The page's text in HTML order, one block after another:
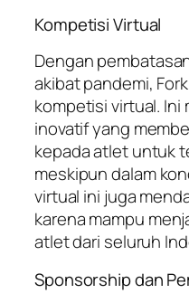
Kompetisi Virtual
Dengan
akibat pandemi,
kompetisi virtual. Ini
inovatif yang
kepada atlet untuk
meskipun dalam
virtual ini juga
karena mampu
atlet dari seluruh
Sponsorship dan